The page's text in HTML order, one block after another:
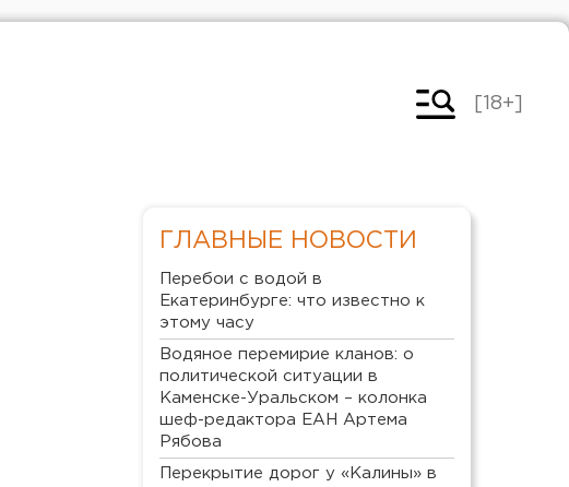
[18+]
ГЛАВНЫЕ НОВОСТИ
Перебои с водой в
Екатеринбурге: что известно к
этому часу
Водяное перемирие кланов: о
политической ситуации в
Каменске-Уральском – колонка
шеф-редактора ЕАН Артема
Рябова
Перекрытие дорог у «Калины» в